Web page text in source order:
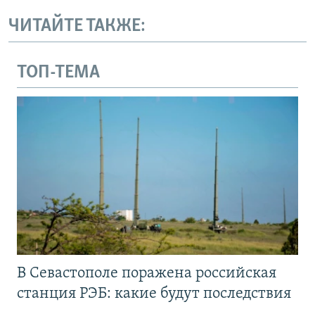
ЧИТАЙТЕ ТАКЖЕ:
ТОП-ТЕМА
В Севастополе поражена российская
станция РЭБ: какие будут последствия